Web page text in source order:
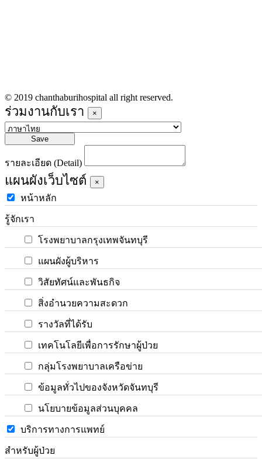
© 2019 chanthaburihospital all right reserved.
ร่วมงานกับเรา ×
Save
รายละเอียด (Detail)
แผนผังเว็บไซต์ ×
หน้าหลัก
รู้จักเรา
โรงพยาบาลกรุงเทพจันทบุรี
แผนผังผู้บริหาร
วิสัยทัศน์และพันธกิจ
สิ่งอำนวยความสะดวก
รางวัลที่ได้รับ
เทคโนโลยีเพื่อการรักษาผู้ป่วย
กลุ่มโรงพยาบาลเครือข่าย
ข้อมูลทั่วไปของจังหวัดจันทบุรี
นโยบายข้อมูลส่วนบุคคล
บริการทางการแพทย์
สำหรับผู้ป่วย